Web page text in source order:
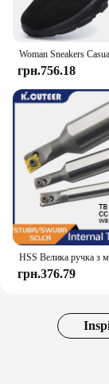
грн.756.18
грн.376.79